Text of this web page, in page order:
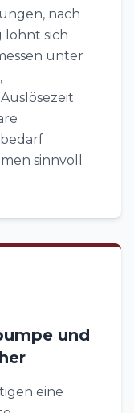
nach
lohnt sich
unter
sinnvoll
und
eine